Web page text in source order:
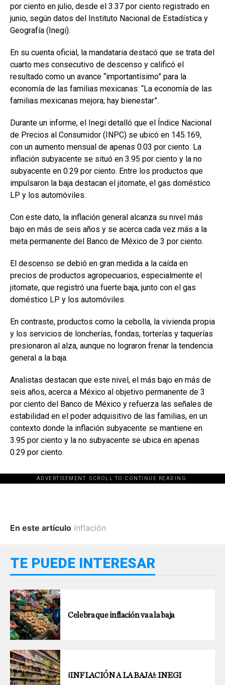
por ciento en julio, desde el 3.37 por ciento registrado en
junio, según datos del Instituto Nacional de Estadística y
Geografía (Inegi).
En su cuenta oficial, la mandataria destacó que se trata del
cuarto mes consecutivo de descenso y calificó el
resultado como un avance “importantísimo” para la
economía de las familias mexicanas: “La economía de las
familias mexicanas mejora; hay bienestar”.
Durante un informe, el Inegi detalló que el Índice Nacional
de Precios al Consumidor (INPC) se ubicó en 145.169,
con un aumento mensual de apenas 0.03 por ciento. La
inflación subyacente se situó en 3.95 por ciento y la no
subyacente en 0.29 por ciento. Entre los productos que
impulsaron la baja destacan el jitomate, el gas doméstico
LP y los automóviles.
Con este dato, la inflación general alcanza su nivel más
bajo en más de seis años y se acerca cada vez más a la
meta permanente del Banco de México de 3 por ciento.
El descenso se debió en gran medida a la caída en
precios de productos agropecuarios, especialmente el
jitomate, que registró una fuerte baja, junto con el gas
doméstico LP y los automóviles.
En contraste, productos como la cebolla, la vivienda propia
y los servicios de loncherías, fondas, torterías y taquerías
presionaron al alza, aunque no lograron frenar la tendencia
general a la baja.
Analistas destacan que este nivel, el más bajo en más de
seis años, acerca a México al objetivo permanente de 3
por ciento del Banco de México y refuerza las señales de
estabilidad en el poder adquisitivo de las familias, en un
contexto donde la inflación subyacente se mantiene en
3.95 por ciento y la no subyacente se ubica en apenas
0.29 por ciento.
ADVERTISEMENT. SCROLL TO CONTINUE READING.
En este artículo inflación
TE PUEDE INTERESAR
Celebra que inflación va a la baja
¡INFLACIÓN A LA BAJA!: INEGI